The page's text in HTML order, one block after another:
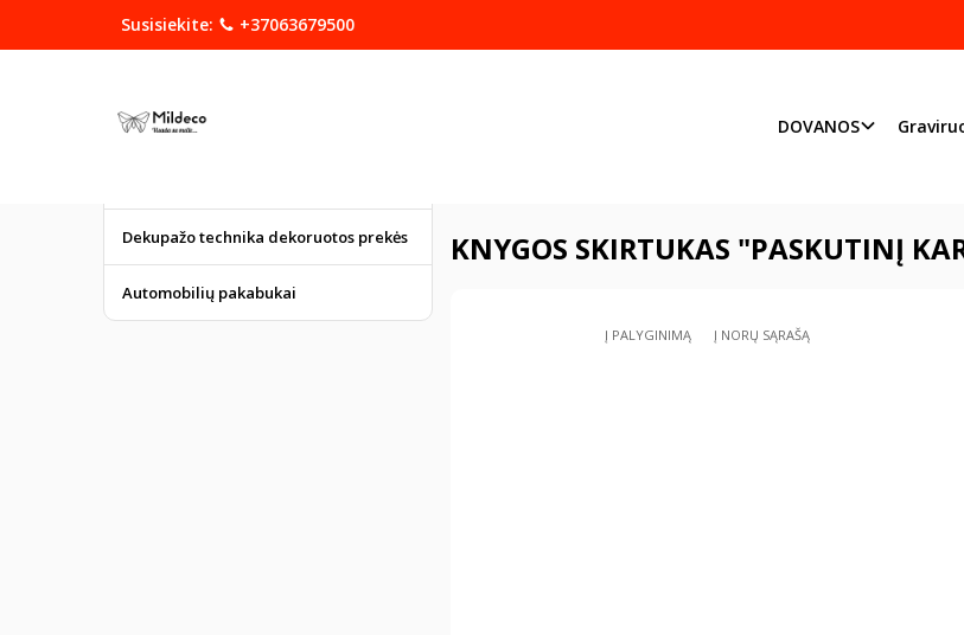
Susisiekite: +37063679500
DOVANOS
Pjaustome ir
Priimame individualius
KNYGOS SKIRTUKAS "PASKUTINĮ
Į PALYGINIMĄ Į NORŲ SĄRAŠĄ
DOVANOS
Dekupažo technika dekoruotos prekės
Automobilių pakabukai